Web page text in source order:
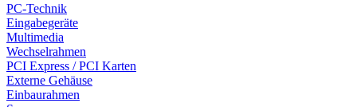
PC-Technik
Eingabegeräte
Multimedia
Wechselrahmen
PCI Express / PCI Karten
Externe Gehäuse
Einbaurahmen